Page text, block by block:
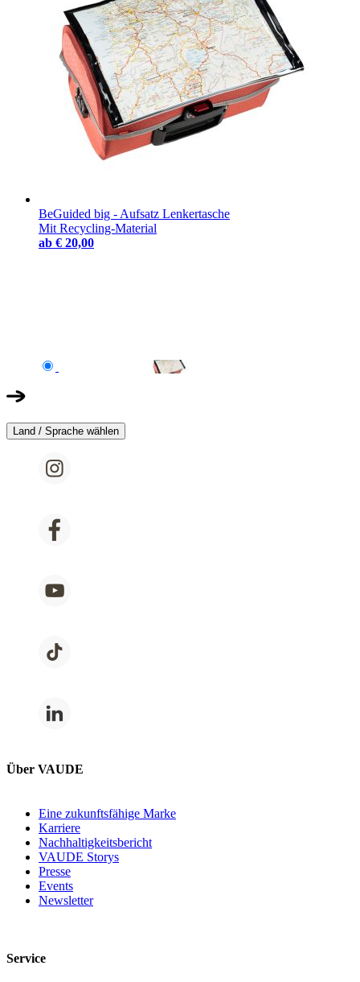
BeGuided big - Aufsatz Lenkertasche
Mit Recycling-Material
ab € 20,00
Land / Sprache wählen
Über VAUDE
Eine zukunftsfähige Marke
Karriere
Nachhaltigkeitsbericht
VAUDE Storys
Presse
Events
Newsletter
Service